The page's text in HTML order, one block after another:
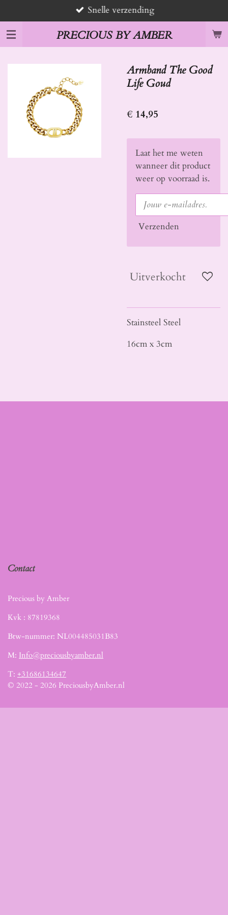
direct
naar
de
hoofdinhoud
PRECIOUS BY AMBER
Snelle verzending
Armband The Good
Life Goud
€ 14,95
Laat het me weten
wanneer dit product
weer op voorraad is.
Verzenden
Uitverkocht
Stainsteel Steel
16cm x 3cm
Contact
Precious by Amber
Kvk : 87819368
Btw-nummer: NL004485031B83
M: Info@preciousbyamber.nl
T: +31686134647
© 2022 - 2026 PreciousbyAmber.nl